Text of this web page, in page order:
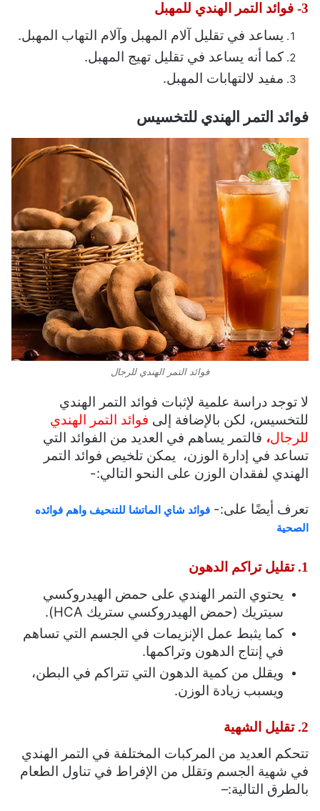
3- فوائد التمر الهندي للمهبل
يساعد في تقليل آلام المهبل وآلام التهاب المهبل.
كما أنه يساعد في تقليل تهيج المهبل.
مفيد لالتهابات المهبل.
فوائد التمر الهندي للتخسيس
فوائد التمر الهندي للرجال
لا توجد دراسة علمية لإثبات فوائد التمر الهندي
للتخسيس، لكن بالإضافة إلى فوائد التمر الهندي
للرجال، فالتمر يساهم في العديد من الفوائد التي
تساعد في إدارة الوزن، يمكن تلخيص فوائد التمر
الهندي لفقدان الوزن على النحو التالي:-
تعرف أيضًا على:- فوائد شاي الماتشا للتنحيف واهم فوائده
الصحية
1. تقليل تراكم الدهون
يحتوي التمر الهندي على حمض الهيدروكسي
سيتريك (حمض الهيدروكسي ستريك HCA
).
كما يثبط عمل الإنزيمات في الجسم التي تساهم
في إنتاج الدهون وتراكمها.
ويقلل من كمية الدهون التي تتراكم في البطن،
ويسبب زيادة الوزن.
2. تقليل الشهية
تتحكم العديد من المركبات المختلفة في التمر الهندي
في شهية الجسم وتقلل من الإفراط في تناول الطعام
بالطرق التالية:–